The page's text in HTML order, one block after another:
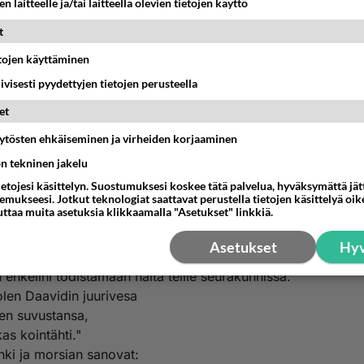
09-27 22:57:22
38, Ilm. 22:15
ovat koirat
rakastavat
enkelini todistamaan näitä teille seurakunnissa.
Daavidin juurivesa
suvustansa,
kointähti."
ja morsian sanovat:
laitteelle ja/tai laitteella olevien tietojen käyttö
käyttäminen
pyydettyjen tietojen perusteella
ehkäiseminen ja virheiden korjaaminen
tekninen jakelu
käsittelyn. Suostumuksesi koskee tätä palvelua, hyväksymättä
Jotkut teknologiat saattavat perustella tietojen käsittelyä
muita asetuksia klikkaamalla "Asetukset" linkkiä.
Asetukset